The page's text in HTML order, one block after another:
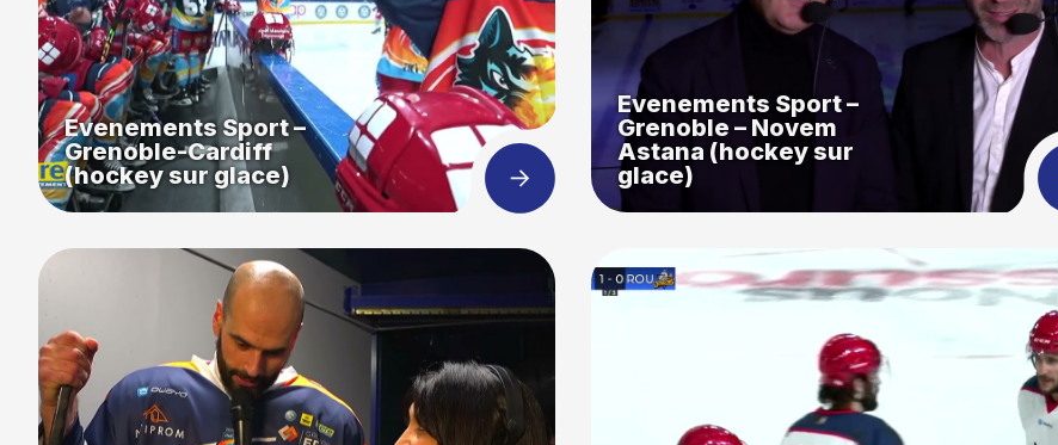
Evenements Sport –
Grenoble-Cardiff
(hockey sur glace)
Evenements Sport –
Grenoble – Novem
Astana (hockey sur
glace)